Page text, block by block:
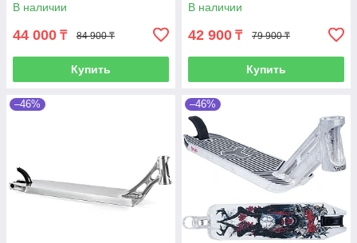
В наличии
44 000 ₸ 84 900 ₸
Купить
В наличии
42 900 ₸ 79 900 ₸
Купить
–46% –46%